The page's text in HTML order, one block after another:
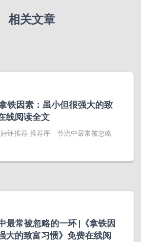
相关文章
铁因素：虽小但很强大的致
线阅读全文
评推荐 推荐序 节流中最常被忽略
最常被忽略的一环 |《拿铁因
大的致富习惯》免费在线阅